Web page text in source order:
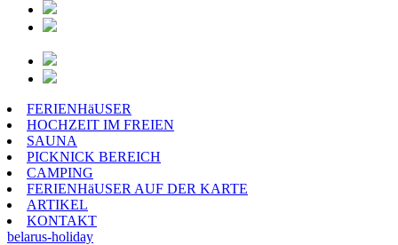
FERIENHäUSER
HOCHZEIT IM FREIEN
SAUNA
PICKNICK BEREICH
CAMPING
FERIENHäUSER AUF DER KARTE
ARTIKEL
KONTAKT
belarus-holiday